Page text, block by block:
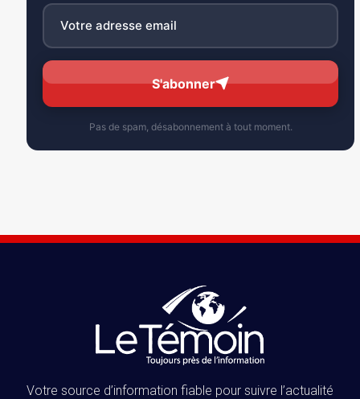
S'abonner
Pas de spam, désabonnement à tout moment.
Votre source d’information fiable pour suivre l’actualité